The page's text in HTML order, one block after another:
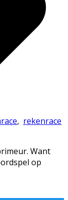
, rekenrace
Want
op